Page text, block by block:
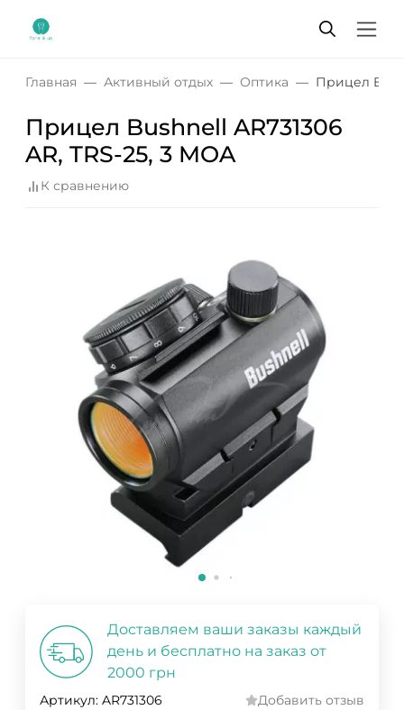
Главная Активный отдых Оптика Прицел
Прицел Bushnell AR731306
AR, TRS-25, 3 MOA
К сравнению
Доставляем ваши заказы каждый
день и бесплатно на заказ от
2000 грн
Артикул: AR731306 Добавить отзыв